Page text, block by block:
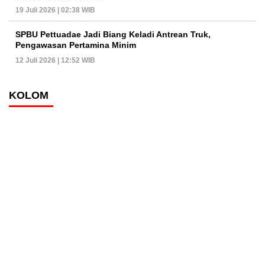
19 Juli 2026 | 02:38 WIB
SPBU Pettuadae Jadi Biang Keladi Antrean Truk,
Pengawasan Pertamina Minim
12 Juli 2026 | 12:52 WIB
KOLOM